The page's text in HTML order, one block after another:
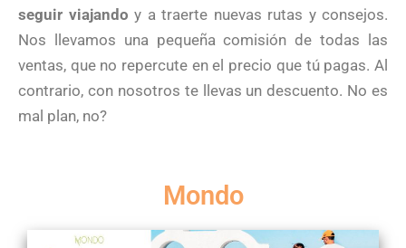
seguir viajando y a traerte nuevas rutas y consejos.
Nos llevamos una pequeña comisión de todas las
ventas, que no repercute en el precio que tú pagas. Al
contrario, con nosotros te llevas un descuento. No es
mal plan, no?
Mondo